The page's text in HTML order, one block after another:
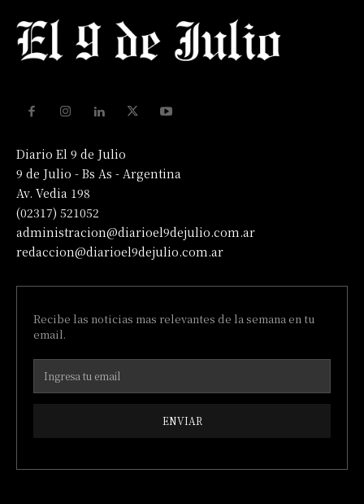
Diario El 9 de Julio
9 de Julio - Bs As - Argentina
Av. Vedia 198
(02317) 521052
administracion@diarioel9dejulio.com.ar
redaccion@diarioel9dejulio.com.ar
Recibe las noticias mas relevantes de la semana en tu
email.
ENVIAR